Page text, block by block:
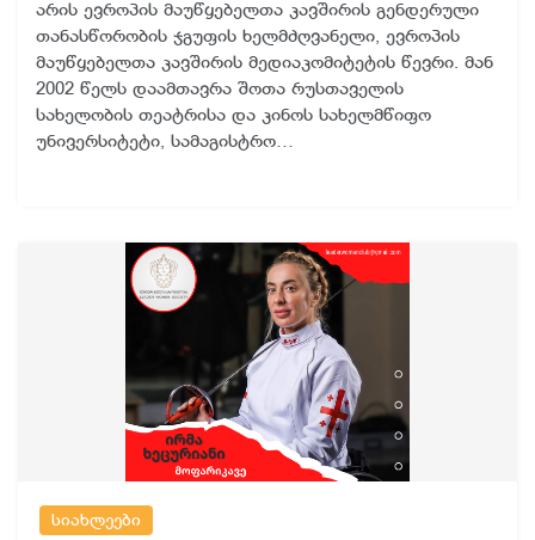
არის ევროპის მაუწყებელთა კავშირის გენდერული
თანასწორობის ჯგუფის ხელმძღვანელი, ევროპის
მაუწყებელთა კავშირის მედიაკომიტეტის წევრი. მან
2002 წელს დაამთავრა შოთა რუსთაველის
სახელობის თეატრისა და კინოს სახელმწიფო
უნივერსიტეტი, სამაგისტრო…
სიახლეები